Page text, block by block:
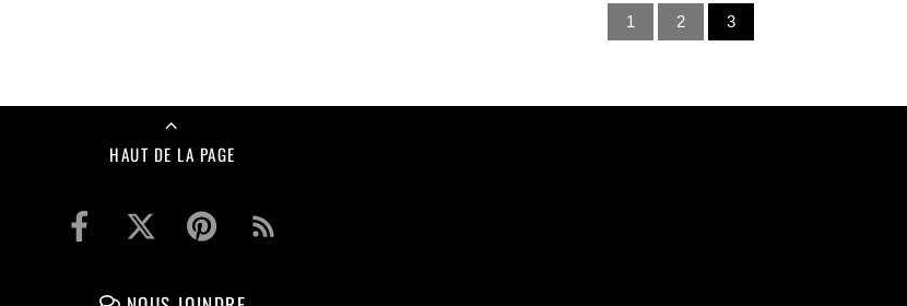
1 2 3
HAUT DE LA PAGE